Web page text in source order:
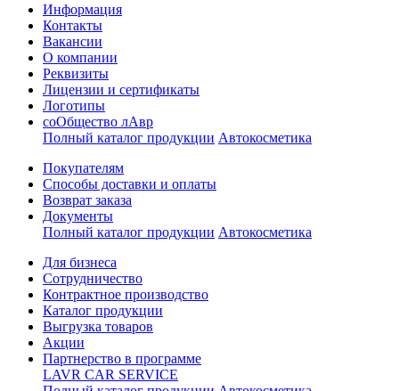
Информация
Контакты
Вакансии
О компании
Реквизиты
Лицензии и сертификаты
Логотипы
соОбщество лАвр
Полный каталог продукции Автокосметика
Покупателям
Способы доставки и оплаты
Возврат заказа
Документы
Полный каталог продукции Автокосметика
Для бизнеса
Сотрудничество
Контрактное производcтво
Каталог продукции
Выгрузка товаров
Акции
Партнерство в программе
LAVR CAR SERVICE